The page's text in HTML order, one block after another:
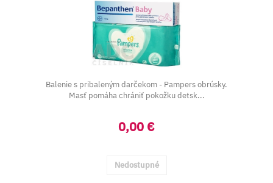
Balenie s pribaleným darčekom - Pampers obrúsky.
Masť pomáha chrániť pokožku detsk...
0,00 €
Nedostupné